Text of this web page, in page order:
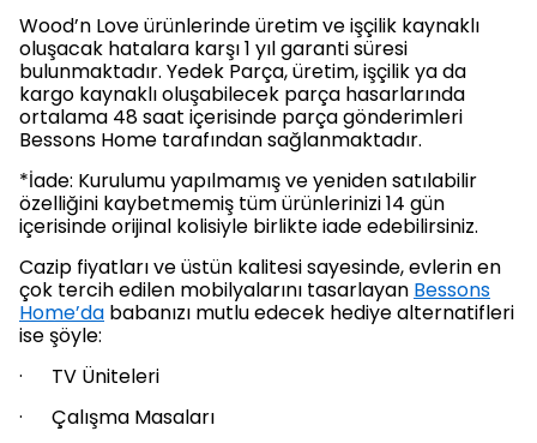
Wood’n Love ürünlerinde üretim ve işçilik kaynaklı
oluşacak hatalara karşı 1 yıl garanti süresi
bulunmaktadır. Yedek Parça, üretim, işçilik ya da
kargo kaynaklı oluşabilecek parça hasarlarında
ortalama 48 saat içerisinde parça gönderimleri
Bessons Home tarafından sağlanmaktadır.
*İade: Kurulumu yapılmamış ve yeniden satılabilir
özelliğini kaybetmemiş tüm ürünlerinizi 14 gün
içerisinde orijinal kolisiyle birlikte iade edebilirsiniz.
Cazip fiyatları ve üstün kalitesi sayesinde, evlerin en
çok tercih edilen mobilyalarını tasarlayan Bessons
Home’da babanızı mutlu edecek hediye alternatifleri
ise şöyle:
· TV Üniteleri
· Çalışma Masaları